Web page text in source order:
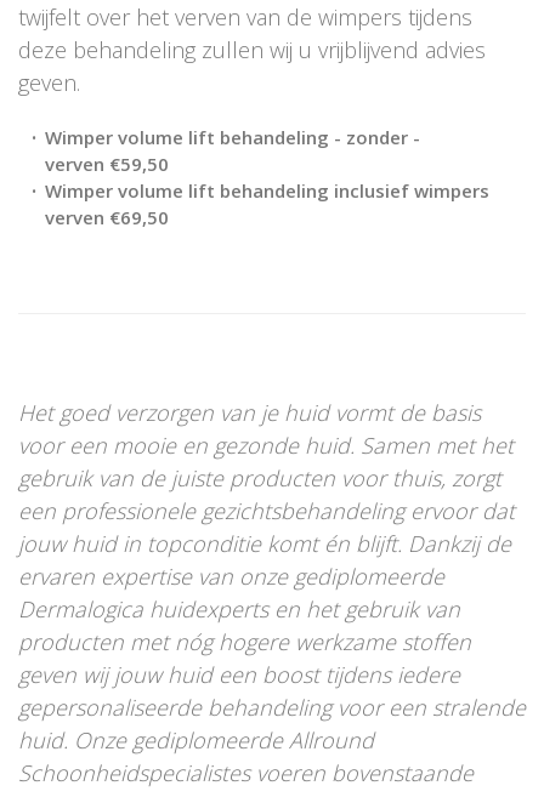
twijfelt over het verven van de wimpers tijdens
deze behandeling zullen wij u vrijblijvend advies
geven.
Wimper volume lift behandeling - zonder -
verven €59,50
Wimper volume lift behandeling inclusief wimpers
verven €69,50
Het goed verzorgen van je huid vormt de basis
voor een mooie en gezonde huid. Samen met het
gebruik van de juiste producten voor thuis, zorgt
een professionele gezichtsbehandeling ervoor dat
jouw huid in topconditie komt én blijft. Dankzij de
ervaren expertise van onze gediplomeerde
Dermalogica huidexperts en het gebruik van
producten met nóg hogere werkzame stoffen
geven wij jouw huid een boost tijdens iedere
gepersonaliseerde behandeling voor een stralende
huid. Onze gediplomeerde Allround
Schoonheidspecialistes voeren bovenstaande